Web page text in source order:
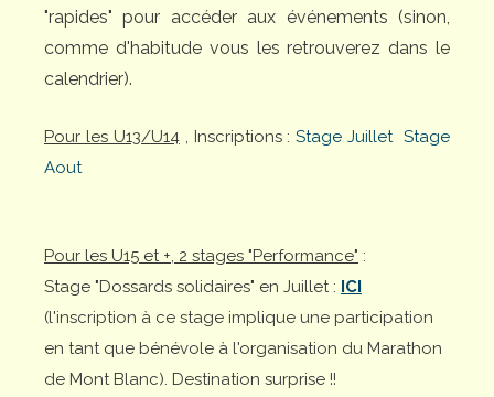
"rapides" pour accéder aux événements (sinon,
comme d'habitude vous les retrouverez dans le
calendrier).
Pour les U13/U14, Inscriptions :Stage Juillet Stage
Aout
Pour les U15 et +, 2 stages "Performance" :
Stage "Dossards solidaires" en Juillet : ICI
(l'inscription à ce stage implique une participation
en tant que bénévole à l'organisation du Marathon
de Mont Blanc). Destination surprise !!